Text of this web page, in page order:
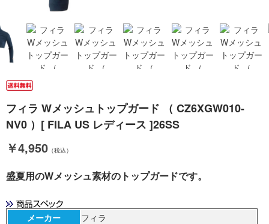
フィラ Wメッシュトップガード （ CZ6XGW010-
NV0 ）[ FILA US レディース ]26SS
￥4,950 （税込）
盛夏用のWメッシュ素材のトップガードです。
メーカー
フィラ